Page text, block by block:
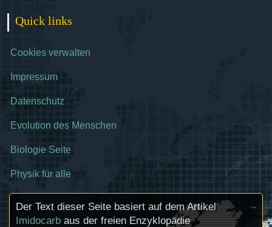
Quick links
Cookies verwalten
Impressum
Datenschutz
Evolution des Menschen
Biologie Seite
Physik für alle
Der Text dieser Seite basiert auf dem Artikel
Imidocarb aus der freien Enzyklopädie